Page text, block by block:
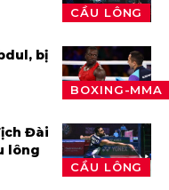
CẦU LÔNG
BOXING-MMA
bị
CẦU LÔNG
Đài
lông